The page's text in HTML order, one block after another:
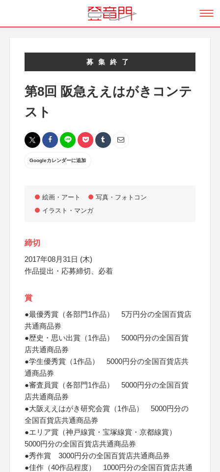
募集終了
第8回 阪急ええはがきコンテ
スト
Googleカレンダーに追加
絵画・アート
写真・フォトコン
イラスト・マンガ
締切
2017年08月31日 (木)
作品提出・応募締切、必着
賞
●最優秀賞（各部門1作品） 5万円分の全国百貨店
共通商品券
●歴史・思い出賞（1作品） 5000円分の全国百貨
店共通商品券
●学生優秀賞（1作品） 5000円分の全国百貨店共
通商品券
●審査員賞（各部門1作品） 5000円分の全国百貨
店共通商品券
●大阪ええはがき研究会賞（1作品） 5000円分の
全国百貨店共通商品券
●エリア賞（神戸線賞・宝塚線賞・京都線賞）
5000円分の全国百貨店共通商品券
●秀作賞 3000円分の全国百貨店共通商品券
●佳作（40作品程度） 1000円分の全国百貨店共通